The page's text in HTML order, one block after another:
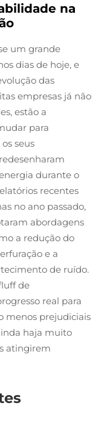
na
um grande
dias de hoje, e
das
empresas já não
estão a
para
seus
durante o
recentes
no ano passado,
abordagens
a redução do
e a
de ruído.
de
real para
menos prejudiciais
haja muito
atingirem